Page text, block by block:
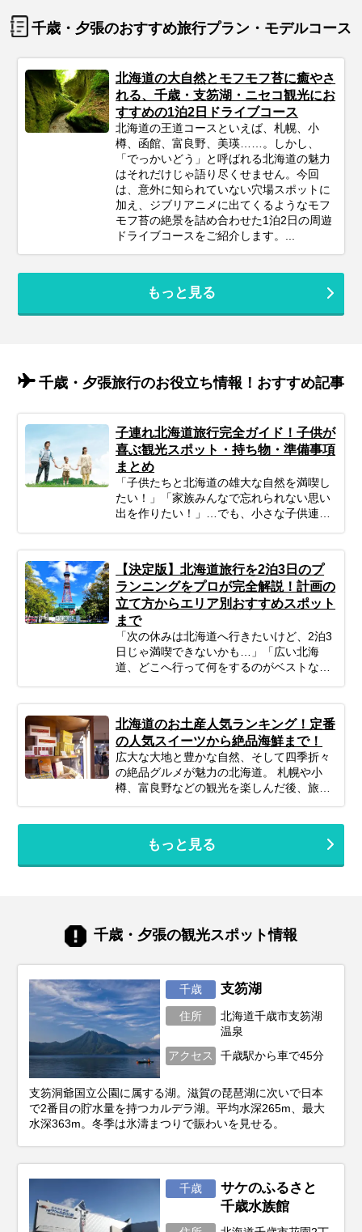
千歳・夕張のおすすめ旅行プラン・モデルコース
北海道の大自然とモフモフ苔に癒やさ
れる、千歳・支笏湖・ニセコ観光にお
すすめの1泊2日ドライブコース
北海道の王道コースといえば、札幌、小
樽、函館、富良野、美瑛……。しかし、
「でっかいどう」と呼ばれる北海道の魅力
はそれだけじゃ語り尽くせません。今回
は、意外に知られていない穴場スポットに
加え、ジブリアニメに出てくるようなモフ
モフ苔の絶景を詰め合わせた1泊2日の周遊
ドライブコースをご紹介します。...
もっと見る
千歳・夕張旅行のお役立ち情報！おすすめ記事
子連れ北海道旅行完全ガイド！子供が
喜ぶ観光スポット・持ち物・準備事項
まとめ
「子供たちと北海道の雄大な自然を満喫し
たい！」「家族みんなで忘れられない思い
出を作りたい！」…でも、小さな子供連れ
計画すれば、子連れ北海道旅行は最高の体
験になります。 この記事では、子連れファ
ミリーが北海道旅行を思いっきり楽しむた
めの、計画の立て方の基本から、子供が絶
対喜ぶおすすめスポット＆アクティビテ
ィ、ホテル選びの秘訣、そしてあると便利
な持ち物や注意点まで、パパママ目線で徹
【決定版】北海道旅行を2泊3日のプ
ランニングをプロが完全解説！計画の
立て方からエリア別おすすめスポット
まで
「次の休みは北海道へ行きたいけど、2泊3
日じゃ満喫できないかも…」「広い北海
道、どこへ行って何をするのがベストな
な自然、美味しいグルメ、心癒される景色
をたっぷり楽しむことは可能です！この記
事では、忙しいあなたのために、2泊3日の
北海道旅行を最大限に楽しむための計画の
立て方から、エリア別の魅力、旅を充実さ
せるための秘訣まで、ぎゅっと凝縮してお
届けします。あなただけの特別な北海道旅
行を実現するためのヒントを見つけて、最
高の思い出を作りに出かけましょう！
北海道のお土産人気ランキング！定番
の人気スイーツから絶品海鮮まで！
広大な大地と豊かな自然、そして四季折々
の絶品グルメが魅力の北海道。 札幌や小
樽、富良野などの観光を楽しんだ後、旅の
内の美味しいものが全て集まる巨大なショ
ッピングモールのような場所。しかし、あ
迷ってしまうことも。 そこで今回は、新千
歳空港や北海道観光で購入できるお土産・
鮮、ご飯もお酒も進む絶品グルメまで、人
気アイテムをランキング形式やカテゴリ別
にお届けします。
もっと見る
千歳・夕張の観光スポット情報
千歳 支笏湖
住所
北海道千歳市支笏湖
温泉
アクセス
千歳駅から車で45分
支笏洞爺国立公園に属する湖。滋賀の琵琶湖に次いで日本
で2番目の貯水量を持つカルデラ湖。平均水深265m、最大
水深363m。冬季は氷濤まつりで賑わいを見せる。
千歳
サケのふるさと
千歳水族館